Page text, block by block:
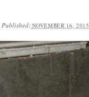
Published: NOVEMBER 16, 2015